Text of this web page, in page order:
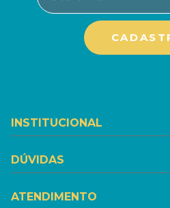
INSTITUCIONAL
DÚVIDAS
ATENDIMENTO